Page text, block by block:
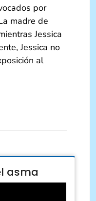
por
madre de
Jessica
Jessica no
al
asma